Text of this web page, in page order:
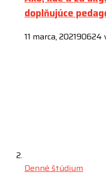
doplňujúce
11 marca, 202190624
Denné štúdium